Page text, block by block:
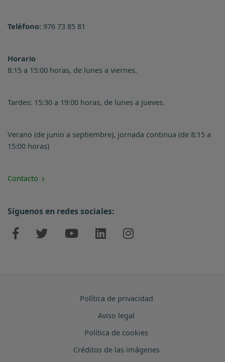
Teléfono: 976 73 85 81
Horario
8:15 a 15:00 horas, de lunes a viernes.
Tardes: 15:30 a 19:00 horas, de lunes a jueves.
Verano (de junio a septiembre), jornada continua (de 8:15 a
15:00 horas)
Contacto
Síguenos en redes sociales:
Política de privacidad
Aviso legal
Política de cookies
Créditos de las imágenes